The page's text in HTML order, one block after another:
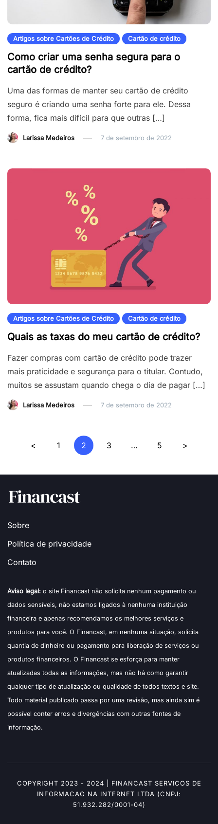
Artigos sobre Cartões de Crédito Cartão de crédito
Como criar uma senha segura para o
cartão de crédito?
Uma das formas de manter seu cartão de crédito
seguro é criando uma senha forte para ele. Dessa
forma, fica mais difícil para que outras […]
Larissa Medeiros 7 de setembro de 2022
Artigos sobre Cartões de Crédito Cartão de crédito
Quais as taxas do meu cartão de crédito?
Fazer compras com cartão de crédito pode trazer
mais praticidade e segurança para o titular. Contudo,
muitos se assustam quando chega o dia de pagar […]
Larissa Medeiros 7 de setembro de 2022
Navegação
posts
< 1 2 3 … 5 >
Sobre
Política de privacidade
Contato
Aviso legal: o site Financast não solicita nenhum pagamento ou
dados sensíveis, não estamos ligados à nenhuma instituição
financeira e apenas recomendamos os melhores serviços e
produtos para você. O Financast, em nenhuma situação, solicita
quantia de dinheiro ou pagamento para liberação de serviços ou
produtos financeiros. O Financast se esforça para manter
atualizadas todas as informações, mas não há como garantir
qualquer tipo de atualização ou qualidade de todos textos e site.
Todo material publicado passa por uma revisão, mas ainda sim é
possível conter erros e divergências com outras fontes de
informação.
COPYRIGHT 2023 - 2024 | FINANCAST SERVICOS DE
INFORMACAO NA INTERNET LTDA (CNPJ:
51.932.282/0001-04)